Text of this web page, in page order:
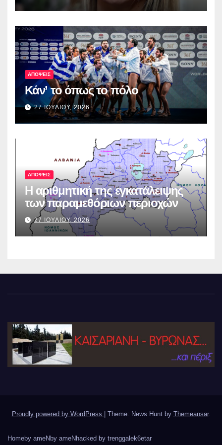
ΑΠΟΨΕΙΣ
Κάν’ το όπως το πόλο
27 ΙΟΥΛΙΟΥ, 2026
ΑΠΟΨΕΙΣ
Η αριθμητική της εγκατάλειψης
των παραμεθόριων περιοχών
27 ΙΟΥΛΙΟΥ, 2026
Proudly powered by WordPress Theme: News Hunt by Themeansar.
Homeby ameN by ameN hacked by trenggalek6etar